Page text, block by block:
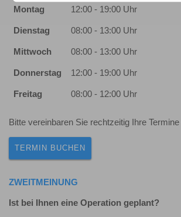
Montag 12:00 - 19:00 Uhr
Dienstag 08:00 - 13:00 Uhr
Mittwoch 08:00 - 13:00 Uhr
Donnerstag 12:00 - 19:00 Uhr
Freitag 08:00 - 12:00 Uhr
Bitte vereinbaren Sie rechtzeitig Ihre
TERMIN BUCHEN
ZWEITMEINUNG
Ist bei Ihnen eine Operation geplant?